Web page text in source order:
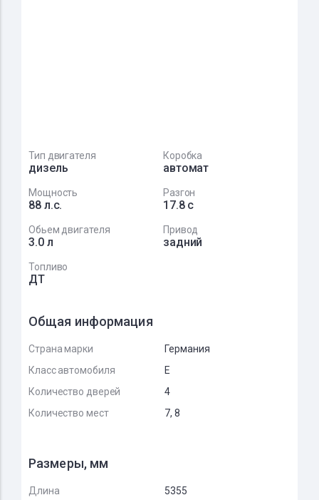
Тип двигателя
дизель
Коробка
автомат
Мощность
88 л.с.
Разгон
17.8 с
Обьем двигателя
3.0 л
Привод
задний
Топливо
ДТ
Общая информация
Страна марки
Германия
Класс автомобиля
E
Количество дверей
4
Количество мест
7, 8
Размеры, мм
Длина
5355